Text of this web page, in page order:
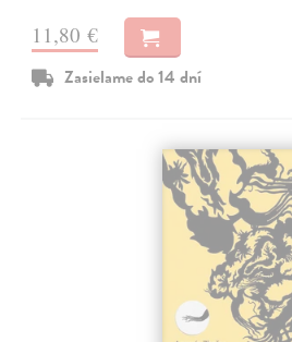
11,80 €
Zasielame do 14 dní